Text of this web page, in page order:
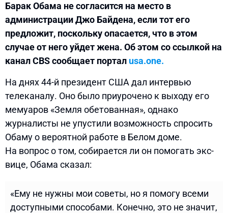
Барак Обама не согласится на место в
администрации Джо Байдена, если тот его
предложит, поскольку опасается, что в этом
случае от него уйдет жена. Об этом со ссылкой на
канал CBS сообщает портал usa.one.
На днях 44-й президент США дал интервью
телеканалу. Оно было приурочено к выходу его
мемуаров «Земля обетованная», однако
журналисты не упустили возможность спросить
Обаму о вероятной работе в Белом доме.
На вопрос о том, собирается ли он помогать экс-
вице, Обама сказал:
«Ему не нужны мои советы, но я помогу всеми
доступными способами. Конечно, это не значит,